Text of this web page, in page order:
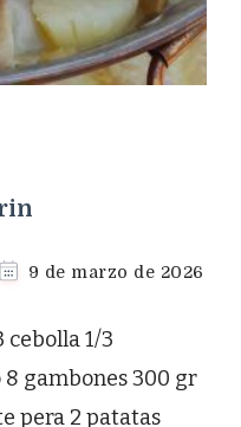
9 de marzo de 2026
1/3
gambones 300 gr
pera 2 patatas